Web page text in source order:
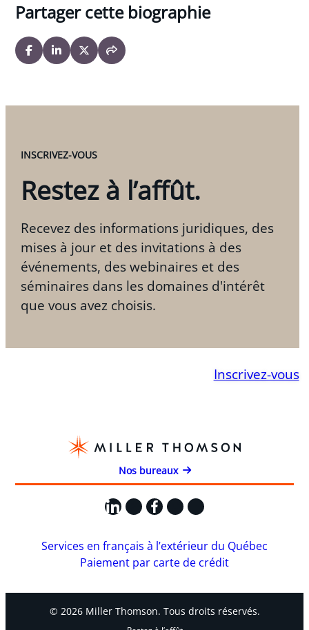
Partager cette biographie
INSCRIVEZ-VOUS
Restez à l’affût.
Recevez des informations juridiques, des
mises à jour et des invitations à des
événements, des webinaires et des
séminaires dans les domaines d'intérêt
que vous avez choisis.
Inscrivez-vous
Nos bureaux
LinkedIn
X Facebook
Instagram
YouTube
Services en français à l’extérieur du Québec
Paiement par carte de crédit
© 2026 Miller Thomson. Tous droits réservés.